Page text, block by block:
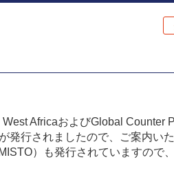
West AfricaおよびGlobal Counter
が発行されましたので、ご案内い
MISTO）も発行されていますので